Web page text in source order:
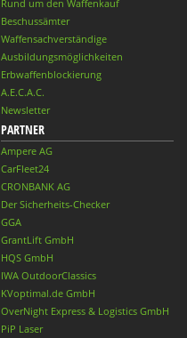
Rund um den Waffenkauf
Beschussämter
Waffensachverständige
Ausbildungsmöglichkeiten
Erbwaffenblockierung
A.E.C.A.C.
Newsletter
PARTNER
Ampere AG
CarFleet24
CRONBANK AG
Der Sicherheits-Checker
GGA
GrantLift GmbH
HQS GmbH
IWA OutdoorClassics
KVoptimal.de GmbH
OverNight Express & Logistics GmbH
PiP Laser